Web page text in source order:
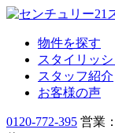
物件を探す
スタイリッ
スタッフ紹介
お客様の声
0120-772-395 営業